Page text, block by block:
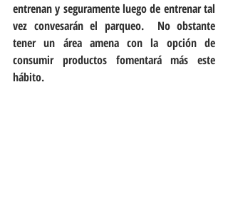
entrenan y seguramente luego de entrenar tal
vez convesarán el parqueo.  No obstante
tener un área amena con la opción de
consumir productos fomentará más este
hábito.